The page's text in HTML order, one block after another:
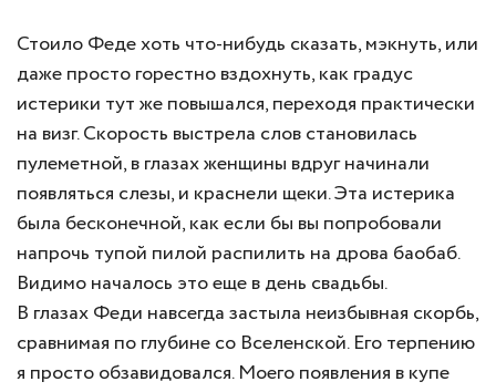
Стоило Феде хоть что-нибудь сказать, мэкнуть, или
даже просто горестно вздохнуть, как градус
истерики тут же повышался, переходя практически
на визг. Скорость выстрела слов становилась
пулеметной, в глазах женщины вдруг начинали
появляться слезы, и краснели щеки. Эта истерика
была бесконечной, как если бы вы попробовали
напрочь тупой пилой распилить на дрова баобаб.
Видимо началось это еще в день свадьбы.
В глазах Феди навсегда застыла неизбывная скорбь,
сравнимая по глубине со Вселенской. Его терпению
я просто обзавидовался. Моего появления в купе